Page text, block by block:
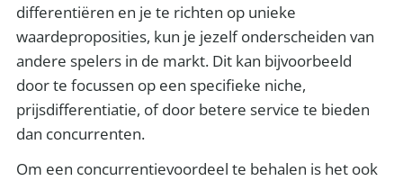
differentiëren en je te richten op unieke
waardeproposities, kun je jezelf onderscheiden van
andere spelers in de markt. Dit kan bijvoorbeeld
door te focussen op een specifieke niche,
prijsdifferentiatie, of door betere service te bieden
dan concurrenten.
Om een concurrentievoordeel te behalen is het ook